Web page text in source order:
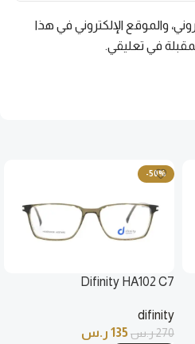
والموقع الإلكتروني في هذا
في تعليقي.
-50%
Difinity HA102 C7
difinity
270ر.س135 ر.س